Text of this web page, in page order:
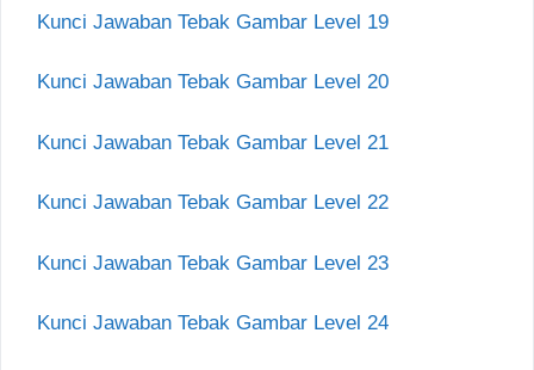
Kunci Jawaban Tebak Gambar Level 19
Kunci Jawaban Tebak Gambar Level 20
Kunci Jawaban Tebak Gambar Level 21
Kunci Jawaban Tebak Gambar Level 22
Kunci Jawaban Tebak Gambar Level 23
Kunci Jawaban Tebak Gambar Level 24